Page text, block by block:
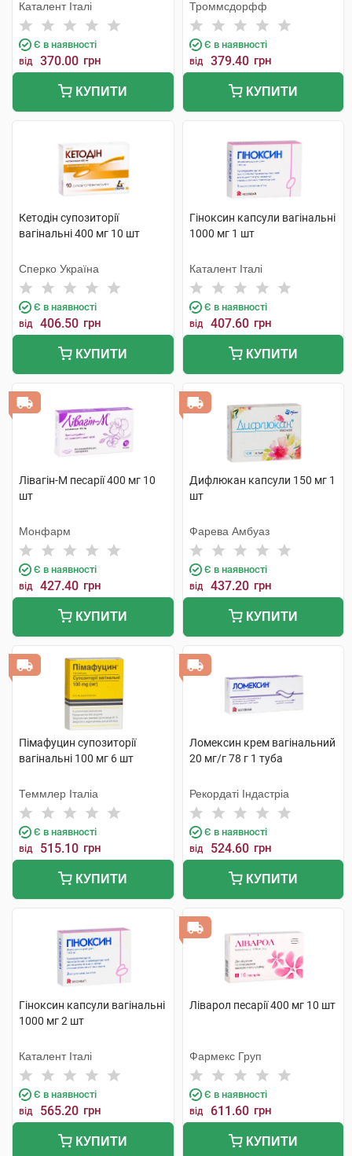
Каталент Італі
Є в наявності
від 370.00 грн
КУПИТИ
Троммсдорфф
Є в наявності
від 379.40 грн
КУПИТИ
Кетодін супозиторії
вагінальні 400 мг 10 шт
Сперко Україна
Є в наявності
від 406.50 грн
КУПИТИ
Гіноксин капсули вагінальні
1000 мг 1 шт
Каталент Італі
Є в наявності
від 407.60 грн
КУПИТИ
Лівагін-М песарії 400 мг 10
шт
Монфарм
Є в наявності
від 427.40 грн
КУПИТИ
Дифлюкан капсули 150 мг 1
шт
Фарева Амбуаз
Є в наявності
від 437.20 грн
КУПИТИ
Пімафуцин супозиторії
вагінальні 100 мг 6 шт
Теммлер Італіа
Є в наявності
від 515.10 грн
КУПИТИ
Ломексин крем вагінальний
20 мг/г 78 г 1 туба
Рекордаті Індастріа
Є в наявності
від 524.60 грн
КУПИТИ
Гіноксин капсули вагінальні
1000 мг 2 шт
Каталент Італі
Є в наявності
від 565.20 грн
КУПИТИ
Ліварол песарії 400 мг 10 шт
Фармекс Груп
Є в наявності
від 611.60 грн
КУПИТИ